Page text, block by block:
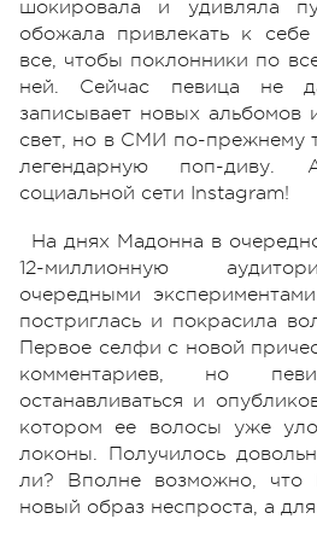
шокировала и удивляла
обожала привлекать к
все, чтобы поклонники по
ней. Сейчас певица не
записывает новых
свет, но в СМИ по-прежнему
легендарную поп-диву.
социальной сети Instagram!
На днях Мадонна в
12-миллионную
очередными
постриглась и покрасила
Первое селфи с новой
комментариев, но
останавливаться и
котором ее волосы уже
локоны. Получилось
ли? Вполне возможно, что
новый образ неспроста, а